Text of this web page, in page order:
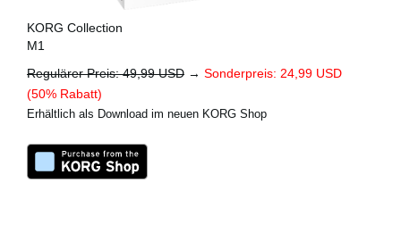
KORG Collection
M1
Regulärer Preis: 49,99 USD → Sonderpreis: 24,99 USD
(50% Rabatt)
Erhältlich als Download im neuen KORG Shop